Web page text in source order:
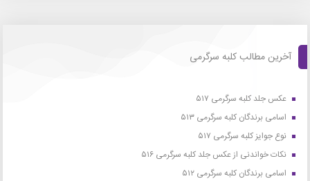
آخرین مطالب کلبه سرگرمی
عکس جلد کلبه سرگرمی ۵۱۷
اسامی برندگان کلبه سرگرمی ۵۱۳
نوع جوایز کلبه سرگرمی ۵۱۷
نکات خواندنی از عکس جلد کلبه سرگرمی ۵۱۶
اسامی برندگان کلبه سرگرمی ۵۱۲